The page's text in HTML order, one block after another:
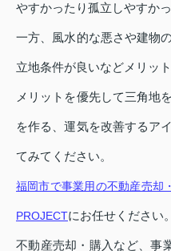
やすかったり孤立しやすか
一方、風水的な悪さや建物
立地条件が良いなどメリッ
メリットを優先して三角地
を作る、運気を改善するア
てみてください。
福岡市で事業用の不動産売却
PROJECTにお任せください。
不動産売却・購入など、事